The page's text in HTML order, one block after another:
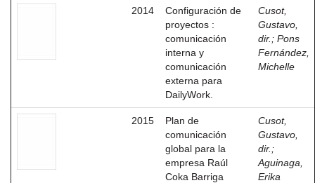
2014
Configuración de
proyectos :
comunicación
interna y
comunicación
externa para
DailyWork.
Cusot,
Gustavo,
dir. ; Pons
Fernández,
Michelle
2015
Plan de
comunicación
global para la
empresa Raúl
Coka Barriga
Cusot,
Gustavo,
dir. ;
Aguinaga,
Erika